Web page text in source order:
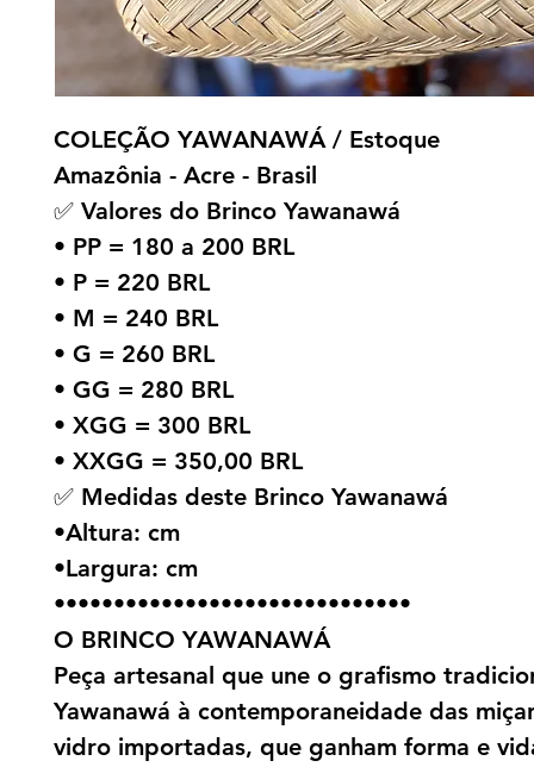
COLEÇÃO YAWANAWÁ / Estoque
Amazônia - Acre - Brasil
✅ Valores do Brinco Yawanawá
• PP = 180 a 200 BRL
• P = 220 BRL
• M = 240 BRL
• G = 260 BRL
• GG = 280 BRL
• XGG = 300 BRL
• XXGG = 350,00 BRL
✅ Medidas deste Brinco Yawanawá
•Altura: cm
•Largura: cm
••••••••••••••••••••••••••••••
O BRINCO YAWANAWÁ
Peça artesanal que une o grafismo
Yawanawá à contemporaneidade das
vidro importadas, que ganham forma e